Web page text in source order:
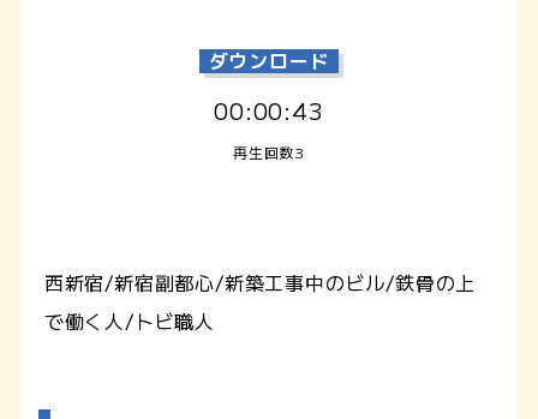
ダウンロード
00:00:43
再生回数3
西新宿/新宿副都心/新築工事中のビル/鉄骨の上
で働く人/トビ職人